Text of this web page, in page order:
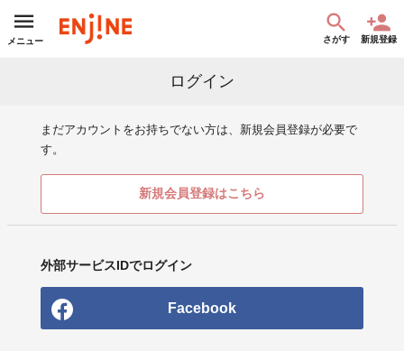
メニュー さがす 新規登録
ログイン
まだアカウントをお持ちでない方は、新規会員登録が必要で
す。
新規会員登録はこちら
外部サービスIDでログイン
Facebook